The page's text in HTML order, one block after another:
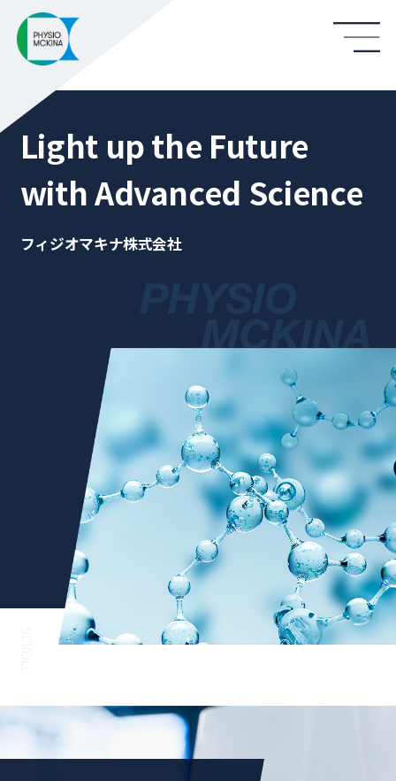
Light up the Future
with Advanced Science
フィジオマキナ株式会社